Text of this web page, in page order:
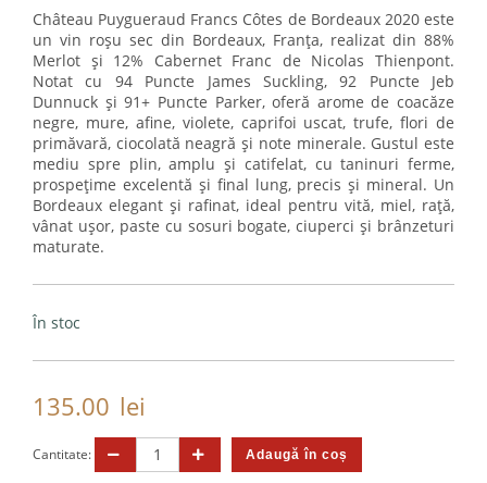
Château Puygueraud Francs Côtes de Bordeaux 2020 este
un vin roșu sec din Bordeaux, Franța, realizat din 88%
Merlot și 12% Cabernet Franc de Nicolas Thienpont.
Notat cu 94 Puncte James Suckling, 92 Puncte Jeb
Dunnuck și 91+ Puncte Parker, oferă arome de coacăze
negre, mure, afine, violete, caprifoi uscat, trufe, flori de
primăvară, ciocolată neagră și note minerale. Gustul este
mediu spre plin, amplu și catifelat, cu taninuri ferme,
prospețime excelentă și final lung, precis și mineral. Un
Bordeaux elegant și rafinat, ideal pentru vită, miel, rață,
vânat ușor, paste cu sosuri bogate, ciuperci și brânzeturi
maturate.
În stoc
135.00 lei
Cantitate: